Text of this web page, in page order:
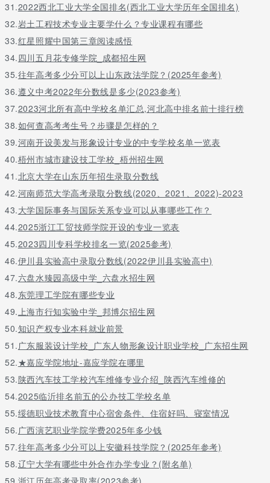
31.2022西北工业大学全国排名(西北工业大学历年全国排名)
32.岩土工程技术专业主要学什么？专业课程有哪些
33.红星照耀中国第三章阅读感悟
34.四川五月花专修学院_成都招生网
35.往年高考多少分可以上山东政法学院？(2025年参考)
36.遵义中考2022年分数线是多少(2023参考)
37.2023河北所有高中学校名单汇总,河北高中排名前十排行榜
38.如何查高考考生号？步骤是怎样的？
39.河南开设美发与形象设计专业的中专学校名单一览表
40.梧州市城市建设技工学校_梧州招生网
41.北京大学在山东历年招生录取分数线
42.河南师范大学高考录取分数线(2020、2021、2022)-2023
43.大学国际事务与国际关系专业可以从事哪些工作？
44.2025浙江工贸技师学院开设的专业一览表
45.2023四川专科学校排名一览(2025参考)
46.伊川县实验高中录取分数线(2022伊川县实验高中)
47.六盘水臻园高级中学_六盘水招生网
48.东莞理工学院有哪些专业
49.上海市行知实验中学_邦博尔招生网
50.知识产权专业本科就业前景
51.广东服装设计学校_广东人物形象设计职业学校_广东招生网
52.★嘉应学院地址-嘉应学院在哪里
53.陕西汽车技工学校汽车维修专业介绍_陕西汽车维修的
54.2025临沂排名前五的公办技工学校名单
55.绥德职业技术教育中心宿舍条件、住宿好吗、寝室情况
56.广西演艺职业学院学费2025年多少钱
57.往年高考多少分可以上安徽科技学院？(2025年参考)
58.辽宁大学有哪些中外合作办学专业？(附名单)